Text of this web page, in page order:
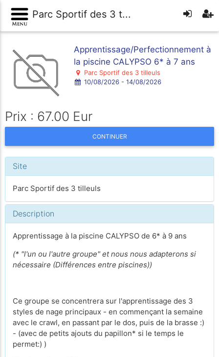
Parc Sportif des 3 t...
Apprentissage/Perfectionnement à
la piscine CALYPSO 6* à 7 ans
Parc Sportif des 3 tilleuls
10/08/2026 - 14/08/2026
Prix : 67.00 Eur
CONTINUER
Site
Parc Sportif des 3 tilleuls
Description
Apprentissage à la piscine CALYPSO de 6* à 9 ans
(* "l'un ou l'autre groupe" et nous nous adapterons si
nécessaire (Différences entre piscines))
Ce groupe se concentrera sur l'apprentissage des 3
styles de nage principaux - en commençant la semaine
avec le crawl, en passant par le dos, puis de la brasse :)
- (avec de petits ajouts du papillon* si le temps le
permet:) )